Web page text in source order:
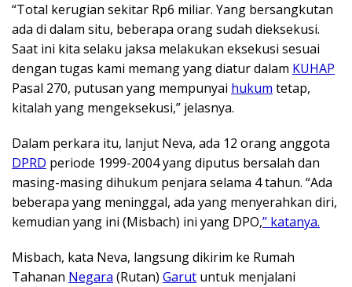
“Total kerugian sekitar Rp6 miliar. Yang bersangkutan
ada di dalam situ, beberapa orang sudah dieksekusi.
Saat ini kita selaku jaksa melakukan eksekusi sesuai
dengan tugas kami memang yang diatur dalam KUHAP
Pasal 270, putusan yang mempunyai hukum tetap,
kitalah yang mengeksekusi,” jelasnya.
Dalam perkara itu, lanjut Neva, ada 12 orang anggota
DPRD periode 1999-2004 yang diputus bersalah dan
masing-masing dihukum penjara selama 4 tahun. “Ada
beberapa yang meninggal, ada yang menyerahkan diri,
kemudian yang ini (Misbach) ini yang DPO,” katanya.
Misbach, kata Neva, langsung dikirim ke Rumah
Tahanan Negara (Rutan) Garut untuk menjalani